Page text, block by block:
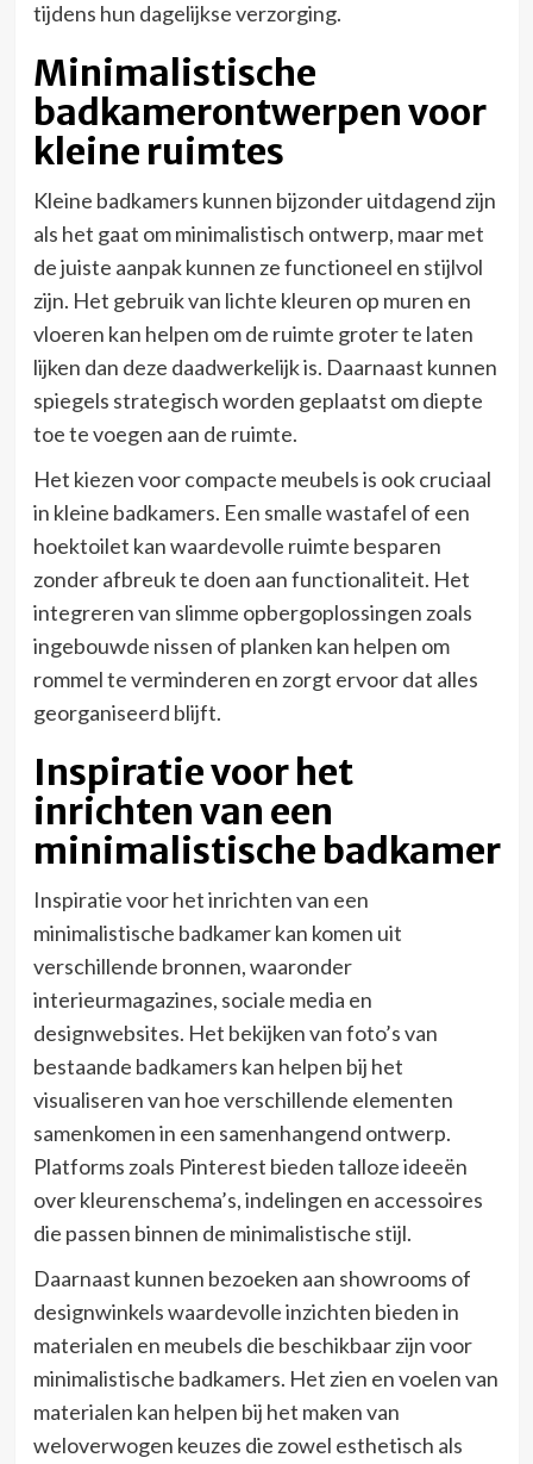
tijdens hun dagelijkse verzorging.
Minimalistische
badkamerontwerpen voor
kleine ruimtes
Kleine badkamers kunnen bijzonder uitdagend zijn
als het gaat om minimalistisch ontwerp, maar met
de juiste aanpak kunnen ze functioneel en stijlvol
zijn. Het gebruik van lichte kleuren op muren en
vloeren kan helpen om de ruimte groter te laten
lijken dan deze daadwerkelijk is. Daarnaast kunnen
spiegels strategisch worden geplaatst om diepte
toe te voegen aan de ruimte.
Het kiezen voor compacte meubels is ook cruciaal
in kleine badkamers. Een smalle wastafel of een
hoektoilet kan waardevolle ruimte besparen
zonder afbreuk te doen aan functionaliteit. Het
integreren van slimme opbergoplossingen zoals
ingebouwde nissen of planken kan helpen om
rommel te verminderen en zorgt ervoor dat alles
georganiseerd blijft.
Inspiratie voor het
inrichten van een
minimalistische badkamer
Inspiratie voor het inrichten van een
minimalistische badkamer kan komen uit
verschillende bronnen, waaronder
interieurmagazines, sociale media en
designwebsites. Het bekijken van foto’s van
bestaande badkamers kan helpen bij het
visualiseren van hoe verschillende elementen
samenkomen in een samenhangend ontwerp.
Platforms zoals Pinterest bieden talloze ideeën
over kleurenschema’s, indelingen en accessoires
die passen binnen de minimalistische stijl.
Daarnaast kunnen bezoeken aan showrooms of
designwinkels waardevolle inzichten bieden in
materialen en meubels die beschikbaar zijn voor
minimalistische badkamers. Het zien en voelen van
materialen kan helpen bij het maken van
weloverwogen keuzes die zowel esthetisch als